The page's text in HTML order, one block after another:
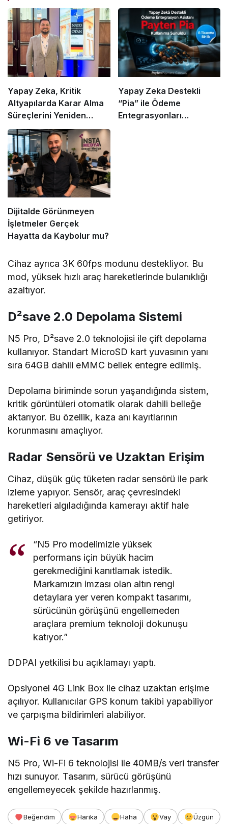
Yapay Zeka, Kritik
Altyapılarda Karar Alma
Süreçlerini Yeniden
Şekillendiriyor
Yapay Zeka Destekli
“Pia” ile Ödeme
Entegrasyonları
Dijitalde Görünmeyen
İşletmeler Gerçek
Hayatta da Kaybolur mu?
Cihaz ayrıca 3K 60fps modunu destekliyor. Bu
mod, yüksek hızlı araç hareketlerinde bulanıklığı
azaltıyor.
D²save 2.0 Depolama Sistemi
N5 Pro, D²save 2.0 teknolojisi ile çift depolama
kullanıyor. Standart MicroSD kart yuvasının yanı
sıra 64GB dahili eMMC bellek entegre edilmiş.
Depolama biriminde sorun yaşandığında sistem,
kritik görüntüleri otomatik olarak dahili belleğe
aktarıyor. Bu özellik, kaza anı kayıtlarının
korunmasını amaçlıyor.
Radar Sensörü ve Uzaktan Erişim
Cihaz, düşük güç tüketen radar sensörü ile park
izleme yapıyor. Sensör, araç çevresindeki
hareketleri algıladığında kamerayı aktif hale
getiriyor.
“N5 Pro modelimizle yüksek
performans için büyük hacim
gerekmediğini kanıtlamak istedik.
Markamızın imzası olan altın rengi
detaylara yer veren kompakt tasarımı,
sürücünün görüşünü engellemeden
araçlara premium teknoloji dokunuşu
katıyor.”
DDPAI yetkilisi bu açıklamayı yaptı.
Opsiyonel 4G Link Box ile cihaz uzaktan erişime
açılıyor. Kullanıcılar GPS konum takibi yapabiliyor
ve çarpışma bildirimleri alabiliyor.
Wi-Fi 6 ve Tasarım
N5 Pro, Wi-Fi 6 teknolojisi ile 40MB/s veri transfer
hızı sunuyor. Tasarım, sürücü görüşünü
engellemeyecek şekilde hazırlanmış.
Beğendim Harika Haha Vay Üzgün